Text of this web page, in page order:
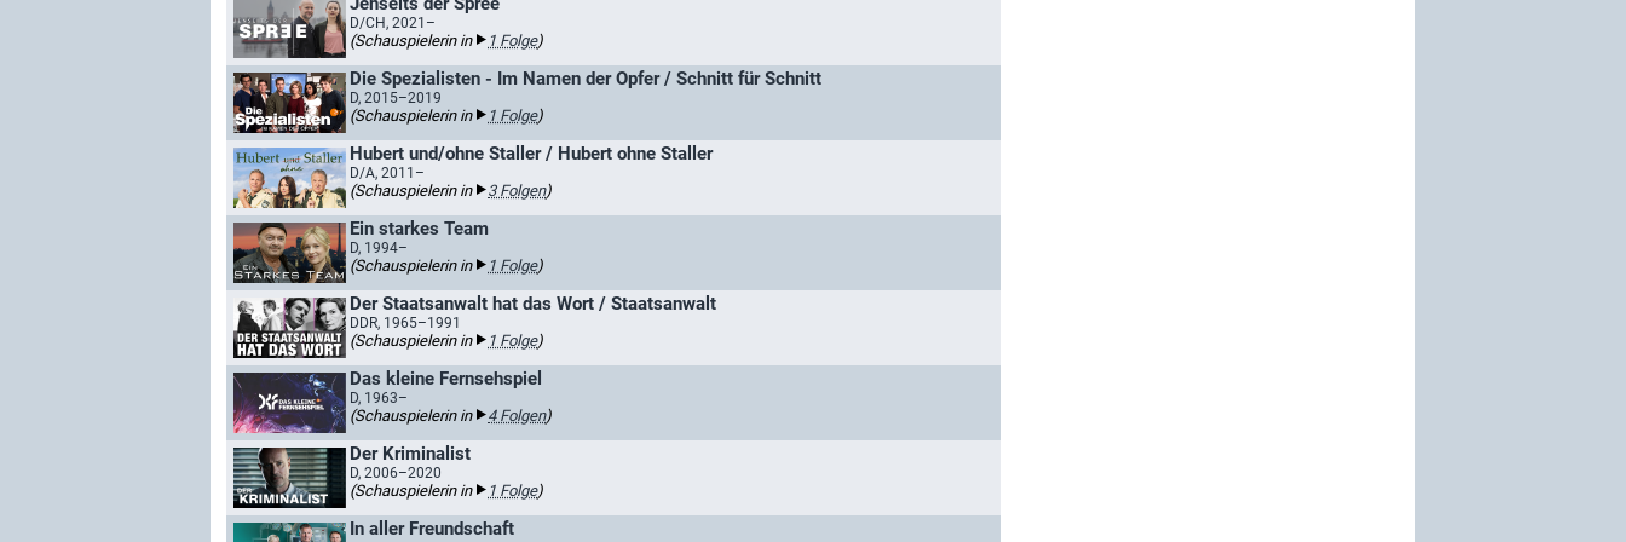
D/CH, 2021–
(Schauspielerin in 1 Folge)
Die Spezialisten - Im Namen der Opfer / Schnitt für Schnitt
D, 2015–2019
(Schauspielerin in 1 Folge)
Hubert und/ohne Staller / Hubert ohne Staller
D/A, 2011–
(Schauspielerin in 3 Folgen)
Ein starkes Team
D, 1994–
(Schauspielerin in 1 Folge)
Der Staatsanwalt hat das Wort / Staatsanwalt
DDR, 1965–1991
(Schauspielerin in 1 Folge)
Das kleine Fernsehspiel
D, 1963–
(Schauspielerin in 4 Folgen)
Der Kriminalist
D, 2006–2020
(Schauspielerin in 1 Folge)
In aller Freundschaft